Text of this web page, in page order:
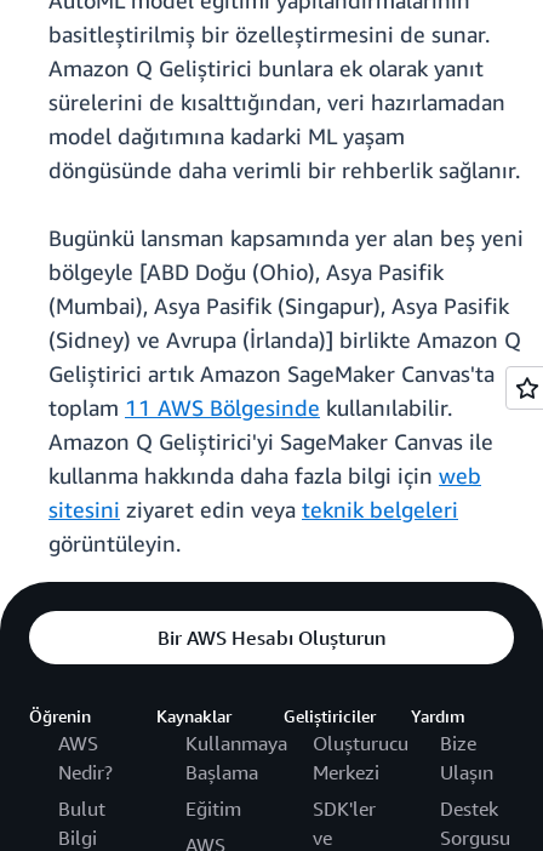
basitleştirilmiş bir özelleştirmesini de sunar.
Amazon Q Geliştirici bunlara ek olarak yanıt
sürelerini de kısalttığından, veri hazırlamadan
model dağıtımına kadarki ML yaşam
döngüsünde daha verimli bir rehberlik sağlanır.
Bugünkü lansman kapsamında yer alan beş yeni
bölgeyle [ABD Doğu (Ohio), Asya Pasifik
(Mumbai), Asya Pasifik (Singapur), Asya Pasifik
(Sidney) ve Avrupa (İrlanda)] birlikte Amazon Q
Geliştirici artık Amazon SageMaker Canvas'ta
toplam 11 AWS Bölgesinde kullanılabilir.
Amazon Q Geliştirici'yi SageMaker Canvas ile
kullanma hakkında daha fazla bilgi için web
sitesini ziyaret edin veya teknik belgeleri
görüntüleyin.
Bir AWS Hesabı Oluşturun
Öğrenin
AWS
Nedir?
Bulut
Bilgi
Kaynaklar
Kullanmaya
Başlama
Eğitim
AWS
Geliştiriciler
Oluşturucu
Merkezi
SDK'ler
ve
Yardım
Bize
Ulaşın
Destek
Sorgusu